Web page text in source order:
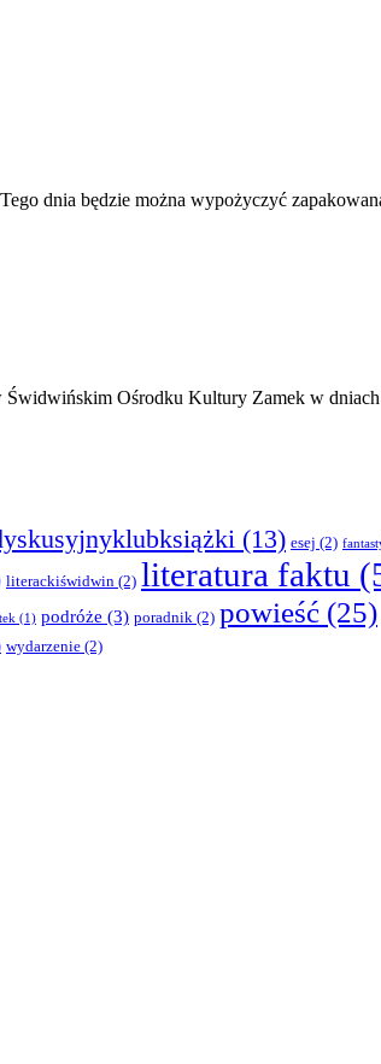
dnia będzie można wypożyczyć
Ośrodku Kultury Zamek w
(13) esej (2)
literackiświdwin (2) literatura faktu
(1) podróże (3) poradnik (2) powieść (25)
wydarzenie (2)